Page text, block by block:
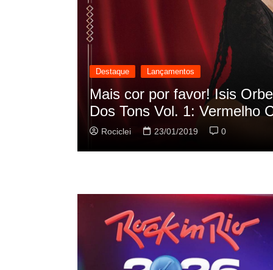
Destaque Lançamentos
Rashid vai buscar nos HQs
sua nova música
Rociclei 22/01/2019 0